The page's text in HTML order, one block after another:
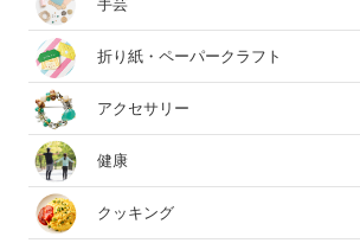
手芸
折り紙・ペーパークラフト
アクセサリー
健康
クッキング